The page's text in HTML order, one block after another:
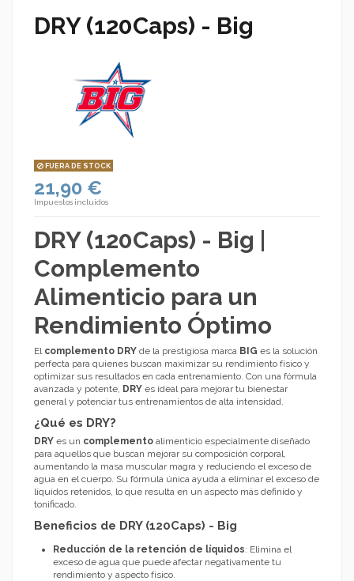
DRY (120Caps) - Big
FUERA DE STOCK
21,90 €
Impuestos incluidos
DRY (120Caps) - Big |
Complemento
Alimenticio para un
Rendimiento Óptimo
El complemento DRY de la prestigiosa marca BIG es la solución
perfecta para quienes buscan maximizar su rendimiento físico y
optimizar sus resultados en cada entrenamiento. Con una fórmula
avanzada y potente, DRY es ideal para mejorar tu bienestar
general y potenciar tus entrenamientos de alta intensidad.
¿Qué es DRY?
DRY es un complemento alimenticio especialmente diseñado
para aquellos que buscan mejorar su composición corporal,
aumentando la masa muscular magra y reduciendo el exceso de
agua en el cuerpo. Su fórmula única ayuda a eliminar el exceso de
líquidos retenidos, lo que resulta en un aspecto más definido y
tonificado.
Beneficios de DRY (120Caps) - Big
Reducción de la retención de líquidos: Elimina el
exceso de agua que puede afectar negativamente tu
rendimiento y aspecto físico.